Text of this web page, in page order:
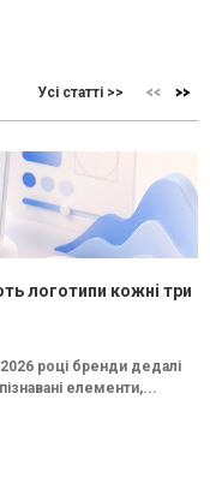
Усі статті >>
логотипи кожні три
2026 році бренди дедалі
елементи,...